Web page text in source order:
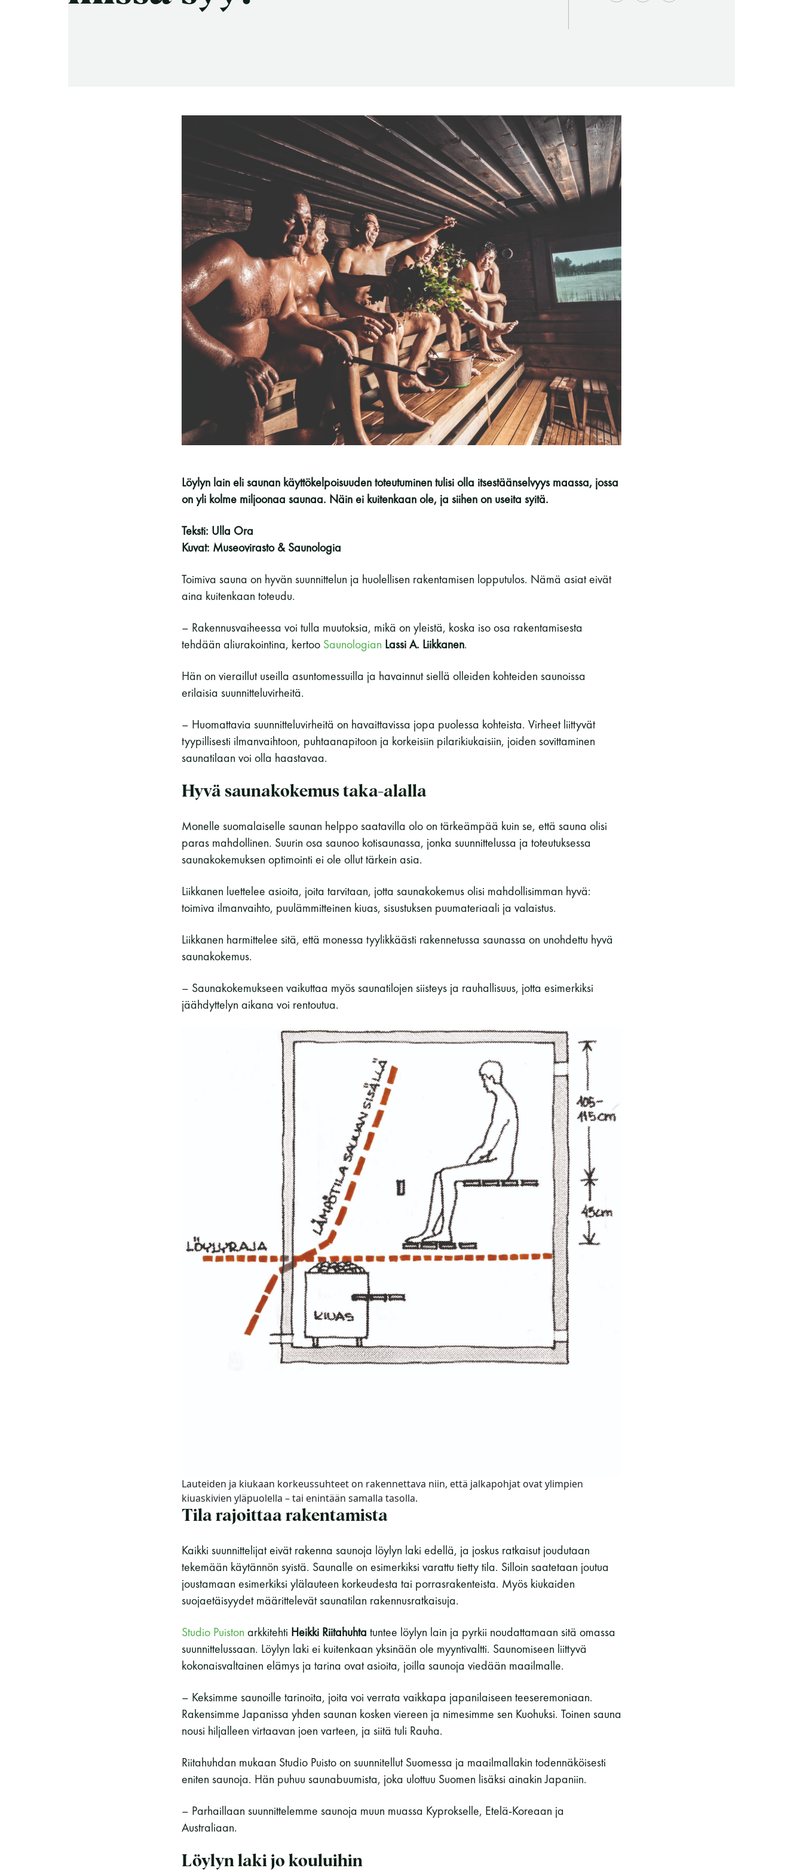
-Miesten päivät tiistai, keskiviikko,
12 €
Vieras jäsenen seurassa
25 €
6 €
ilmainen
120€
275€ / 115€
695€ / 275€
Suomen Saunaseura ry
Vaskiniementie 10, 00200 Helsinki
Kahvio/kassa 050 372 4167
(saunojen aukioloaikana)
Y-tunnus: 0116872-9
Tietosuojaseloste
YHTEYSTIEDOT
Saunaseuran tarkoitus
Suomen Saunaseura vaalii perinteisiä,
kohteliaita saunomistapoja, joiden
perustana on toisten saunarauhan
kunnioittaminen. Seura vaalii
saunakulttuuria ja pyrkii kehittämään
suomalaista saunaa ja edistämään sitä
koskevaa tutkimusta.
LUE LISÄÄ
Löylyn lain eli saunan käyttökelpoisuuden toteutuminen tulisi olla itsestäänselvyys maassa, jossa
on yli kolme miljoonaa saunaa. Näin ei kuitenkaan ole, ja siihen on useita syitä.
Teksti: Ulla Ora
Kuvat: Museovirasto & Saunologia
Toimiva sauna on hyvän suunnittelun ja huolellisen rakentamisen lopputulos. Nämä asiat eivät
aina kuitenkaan toteudu.
– Rakennusvaiheessa voi tulla muutoksia, mikä on yleistä, koska iso osa rakentamisesta
tehdään aliurakointina, kertoo Saunologian Lassi A. Liikkanen.
Hän on vieraillut useilla asuntomessuilla ja havainnut siellä olleiden kohteiden saunoissa
erilaisia suunnitteluvirheitä.
– Huomattavia suunnitteluvirheitä on havaittavissa jopa puolessa kohteista. Virheet liittyvät
tyypillisesti ilmanvaihtoon, puhtaanapitoon ja korkeisiin pilarikiukaisiin, joiden sovittaminen
saunatilaan voi olla haastavaa.
Hyvä saunakokemus taka-alalla
Monelle suomalaiselle saunan helppo saatavilla olo on tärkeämpää kuin se, että sauna olisi
paras mahdollinen. Suurin osa saunoo kotisaunassa, jonka suunnittelussa ja toteutuksessa
saunakokemuksen optimointi ei ole ollut tärkein asia.
Liikkanen luettelee asioita, joita tarvitaan, jotta saunakokemus olisi mahdollisimman hyvä:
toimiva ilmanvaihto, puulämmitteinen kiuas, sisustuksen puumateriaali ja valaistus.
Liikkanen harmittelee sitä, että monessa tyylikkäästi rakennetussa saunassa on unohdettu hyvä
saunakokemus.
– Saunakokemukseen vaikuttaa myös saunatilojen siisteys ja rauhallisuus, jotta esimerkiksi
jäähdyttelyn aikana voi rentoutua.
Lauteiden ja kiukaan korkeussuhteet on rakennettava niin, että jalkapohjat ovat ylimpien
kiuaskivien yläpuolella – tai enintään samalla tasolla.
Tila rajoittaa rakentamista
Kaikki suunnittelijat eivät rakenna saunoja löylyn laki edellä, ja joskus ratkaisut joudutaan
tekemään käytännön syistä. Saunalle on esimerkiksi varattu tietty tila. Silloin saatetaan joutua
joustamaan esimerkiksi ylälauteen korkeudesta tai porrasrakenteista. Myös kiukaiden
suojaetäisyydet määrittelevät saunatilan rakennusratkaisuja.
Studio Puiston arkkitehti Heikki Riitahuhta tuntee löylyn lain ja pyrkii noudattamaan sitä omassa
suunnittelussaan. Löylyn laki ei kuitenkaan yksinään ole myyntivaltti. Saunomiseen liittyvä
kokonaisvaltainen elämys ja tarina ovat asioita, joilla saunoja viedään maailmalle.
– Keksimme saunoille tarinoita, joita voi verrata vaikkapa japanilaiseen teeseremoniaan.
Rakensimme Japanissa yhden saunan kosken viereen ja nimesimme sen Kuohuksi. Toinen sauna
nousi hiljalleen virtaavan joen varteen, ja siitä tuli Rauha.
Riitahuhdan mukaan Studio Puisto on suunnitellut Suomessa ja maailmallakin todennäköisesti
eniten saunoja. Hän puhuu saunabuumista, joka ulottuu Suomen lisäksi ainakin Japaniin.
– Parhaillaan suunnittelemme saunoja muun muassa Kyprokselle, Etelä-Koreaan ja
Australiaan.
Löylyn laki jo kouluihin